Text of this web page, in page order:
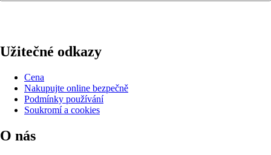
Užitečné odkazy
Cena
Nakupujte online bezpečně
Podmínky používání
Soukromí a cookies
O nás